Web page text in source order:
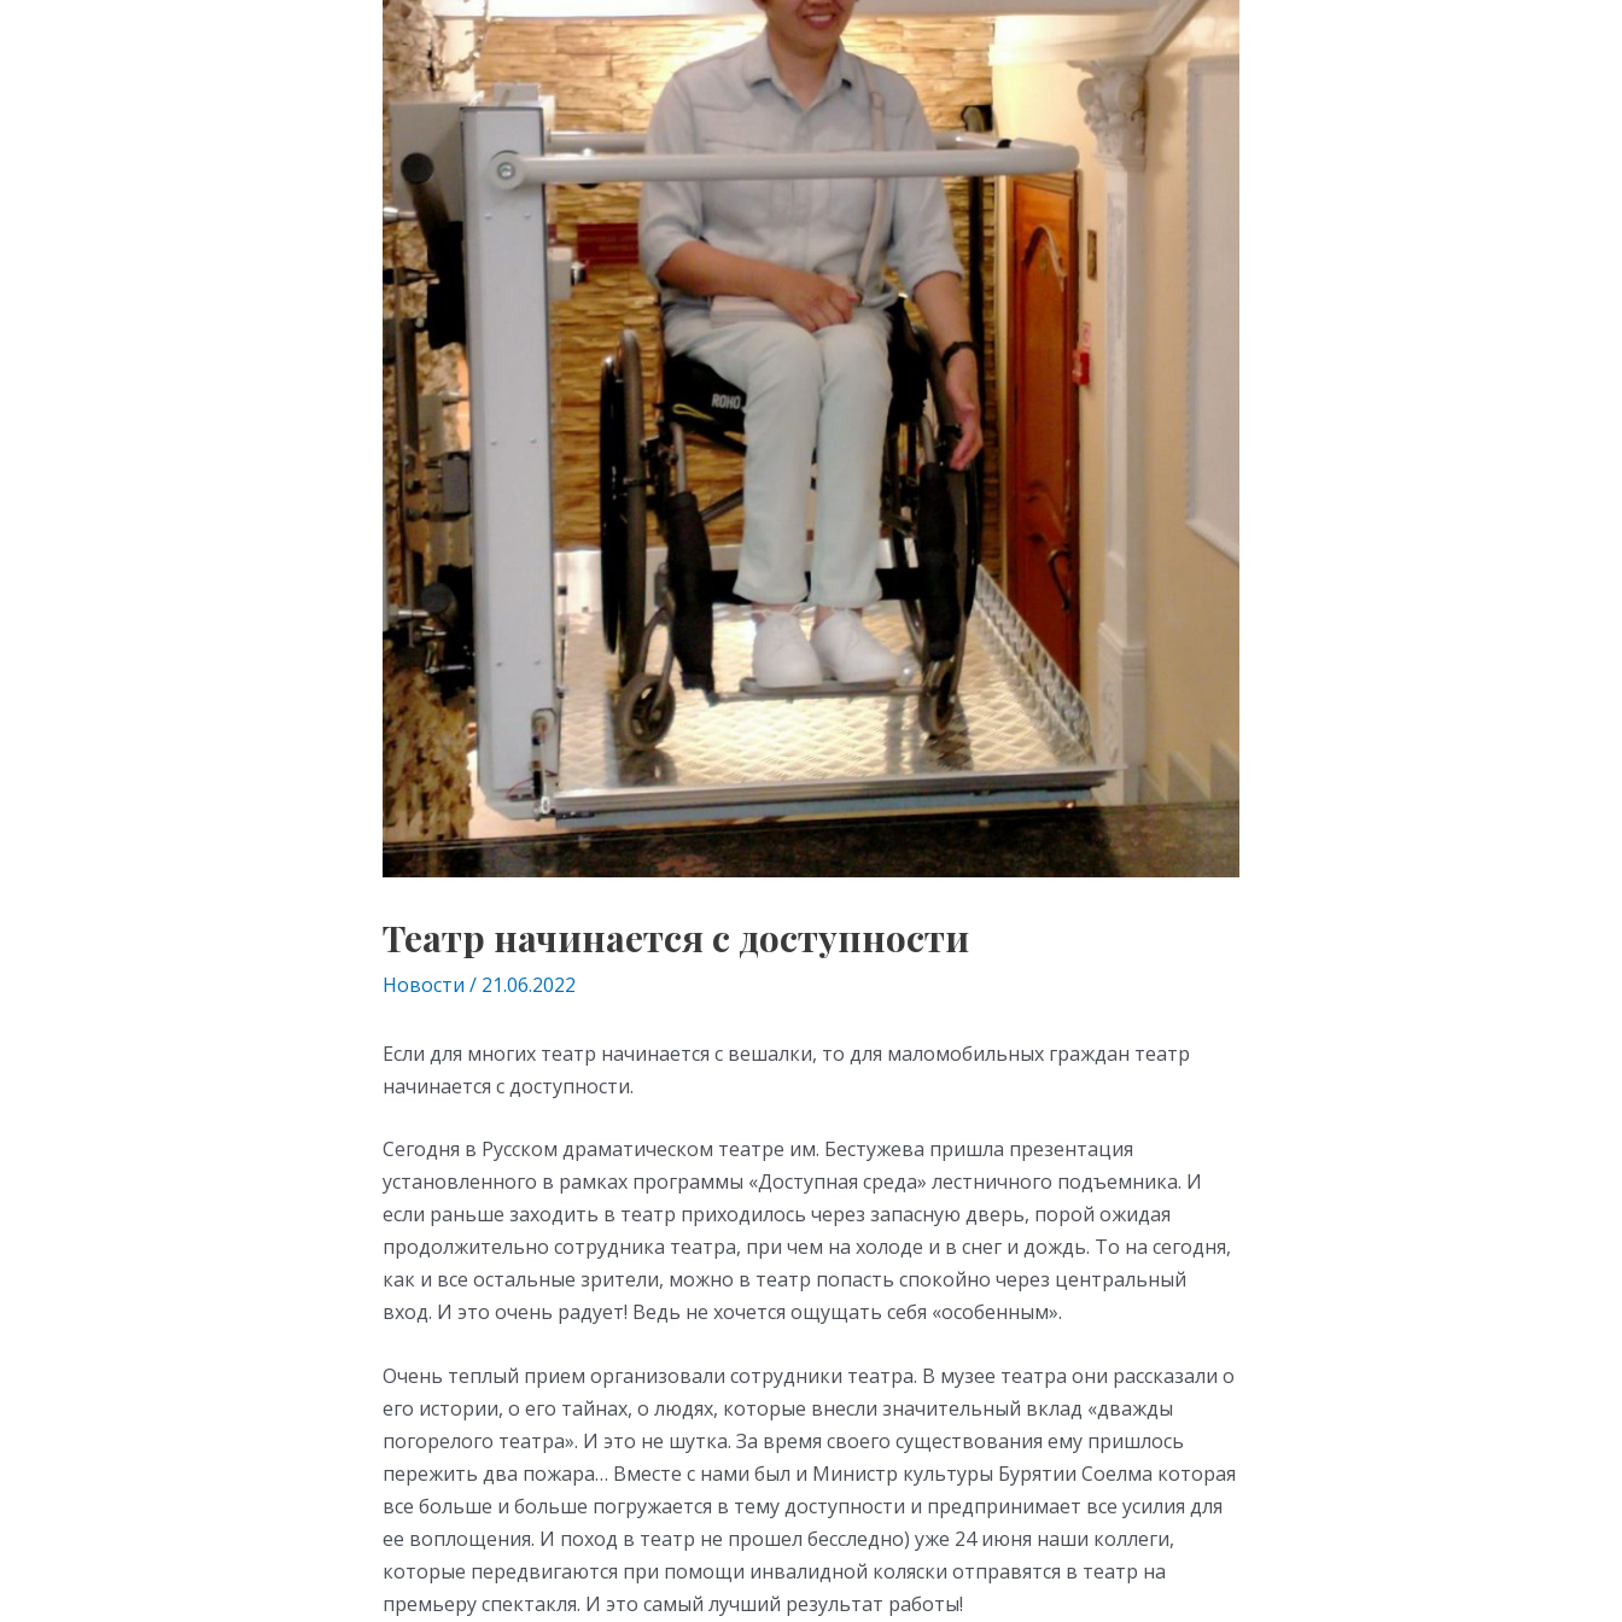
Театр начинается с доступности
Новости / 21.06.2022
Если для многих театр начинается с вешалки, то для маломобильных граждан театр
начинается с доступности.
Сегодня в Русском драматическом театре им. Бестужева пришла презентация
установленного в рамках программы «Доступная среда» лестничного подъемника. И
если раньше заходить в театр приходилось через запасную дверь, порой ожидая
продолжительно сотрудника театра, при чем на холоде и в снег и дождь. То на сегодня,
как и все остальные зрители, можно в театр попасть спокойно через центральный
вход. И это очень радует! Ведь не хочется ощущать себя «особенным».
Очень теплый прием организовали сотрудники театра. В музее театра они рассказали о
его истории, о его тайнах, о людях, которые внесли значительный вклад «дважды
погорелого театра». И это не шутка. За время своего существования ему пришлось
пережить два пожара… Вместе с нами был и Министр культуры Бурятии Соелма которая
все больше и больше погружается в тему доступности и предпринимает все усилия для
ее воплощения. И поход в театр не прошел бесследно) уже 24 июня наши коллеги,
которые передвигаются при помощи инвалидной коляски отправятся в театр на
премьеру спектакля. И это самый лучший результат работы!